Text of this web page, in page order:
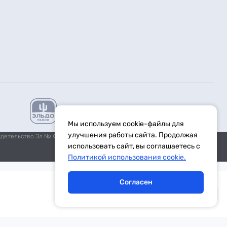
Эл № ФС77-59972 от 21.11.2014 выдано Федеральной
Мы используем cookie-файлы для
улучшения работы сайта. Продолжая
использовать сайт, вы соглашаетесь с
Политикой использования cookie.
Согласен